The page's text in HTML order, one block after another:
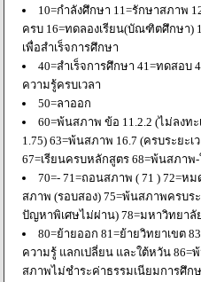
10=กำลังศึกษา 11=รักษาสภาพ
ครบ 16=ทดลองเรียน(บัณฑิตศึกษา)
เพื่อสำเร็จการศึกษา
40=สำเร็จการศึกษา 41=ทดสอบ
ความรู้ครบเวลา
50=ลาออก
60=พ้นสภาพ ข้อ 11.2.2 (ไม่ลงท
1.75) 63=พ้นสภาพ 16.7 (ครบระยะ
67=เรียนครบหลักสูตร 68=พ้นสภา
70=- 71=ถอนสภาพ ( 71 ) 72=
สภาพ (รอบสอง) 75=พ้นสภาพครบ
ปัญหาพิเศษไม่ผ่าน) 78=มหาวิทยา
80=ย้ายออก 81=ย้ายวิทยาเขต
ความรู้ แลกเปลี่ยน และใต้หวัน
สภาพไม่ชำระค่าธรรมเนียมการศึก